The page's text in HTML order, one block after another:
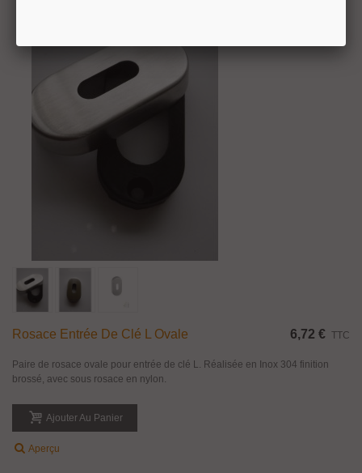
Rosace Entrée De Clé L Ovale 6,72 € TTC
Paire de rosace ovale pour entrée de clé L. Réalisée en Inox 304 finition
brossé, avec sous rosace en nylon.
Ajouter Au Panier
Aperçu